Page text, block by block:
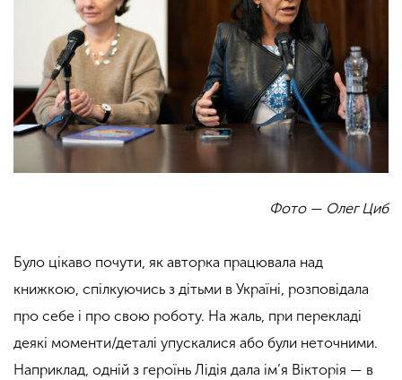
Фото — Олег Циб
Було цікаво почути, як авторка працювала над
книжкою, спілкуючись з дітьми в Україні, розповідала
про себе і про свою роботу. На жаль, при перекладі
деякі моменти/деталі упускалися або були неточними.
Наприклад, одній з героїнь Лідія дала ім’я Вікторія — в